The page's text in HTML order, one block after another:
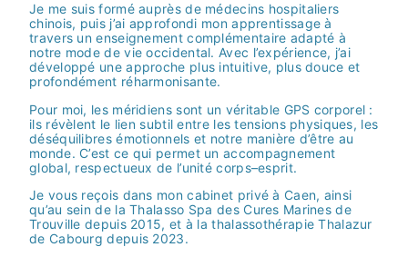
Je me suis formé auprès de médecins hospitaliers
chinois, puis j’ai approfondi mon apprentissage à
travers un enseignement complémentaire adapté à
notre mode de vie occidental. Avec l’expérience, j’ai
développé une approche plus intuitive, plus douce et
profondément réharmonisante.
Pour moi, les méridiens sont un véritable GPS corporel :
ils révèlent le lien subtil entre les tensions physiques, les
déséquilibres émotionnels et notre manière d’être au
monde. C’est ce qui permet un accompagnement
global, respectueux de l’unité corps–esprit.
Je vous reçois dans mon cabinet privé à Caen, ainsi
qu’au sein de la Thalasso Spa des Cures Marines de
Trouville depuis 2015, et à la thalassothérapie Thalazur
de Cabourg depuis 2023.